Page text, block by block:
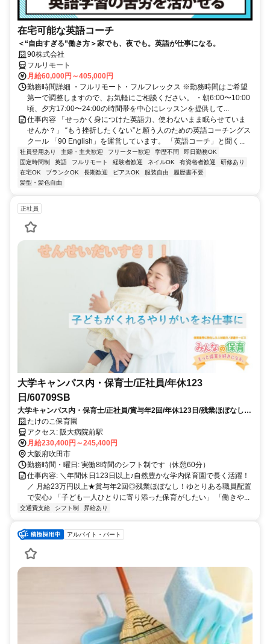
在宅可能な英語コーチ
＜“自由すぎる”働き方＞家でも、夜でも。英語が仕事になる。
90株式会社
フルリモート
月給60,000円～405,000円
勤務時間詳細 ・フルリモート・フルフレックス ※勤務時間はご希望
第一で調整しますので、お気軽にご相談ください。 ・朝6:00〜10:00
頃、夕方17:00〜24:00の時間帯を中心にレッスンを提供して...
仕事内容 「せっかく身につけた英語力、使わないまま眠らせていま
せんか？」 “もう挫折したくない”と願う人のための英語コーチングス
クール 「90 English」を運営しています。 「英語コーチ」と聞く...
社員登用あり 主婦・主夫歓迎 フリーター歓迎 学歴不問
即日勤務OK
固定時間制
英語 フルリモート 経験者歓迎 ネイルOK 有資格者歓迎
研修あり
在宅OK
ブランクOK 長期歓迎 ピアスOK 服装自由
履歴書不要
髪型・髪色自由
正社員
大学キャンパス内・保育士/正社員/年休123
日/60709SB
大学キャンパス内・保育士/正社員/賞与年2回/年休123日/残業ほぼなし/
車通勤OK/産休・育休実績あり/60709SB
たけのこ保育園
アクセス: 阪大病院前駅
月給230,400円～245,400円
大阪府吹田市
勤務時間・曜日: 実働8時間のシフト制です（休憩60分）
仕事内容: ＼年間休日123日以上♪自然豊かな学内保育園で長く活躍！
／ 月給23万円以上★賞与年2回◎残業ほぼなし！ゆとりある職員配置
で安心♪ 「子ども一人ひとりに寄り添った保育がしたい」 「働きや...
交通費支給 シフト制 昇給あり
アルバイト・パート